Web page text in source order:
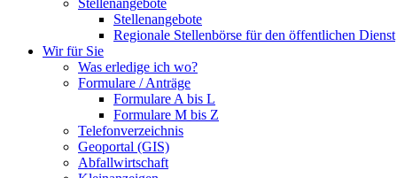
Stellenangebote
Stellenangebote
Regionale Stellenbörse für den öffentlichen Dienst
Wir für Sie
Was erledige ich wo?
Formulare / Anträge
Formulare A bis L
Formulare M bis Z
Telefonverzeichnis
Geoportal (GIS)
Abfallwirtschaft